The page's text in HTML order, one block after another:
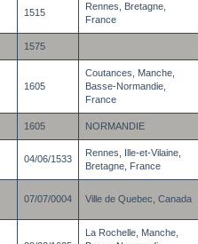
1515
Rennes, Bretagne,
France
1575
1605
Coutances, Manche,
Basse-Normandie,
France
1605 NORMANDIE
04/06/1533
Rennes, Ille-et-Vilaine,
Bretagne, France
07/07/0004 Ville de Quebec, Canada
La Rochelle, Manche,